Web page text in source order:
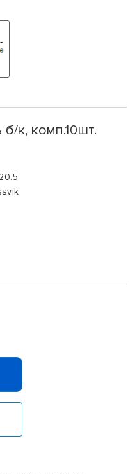
к, комп.10шт.